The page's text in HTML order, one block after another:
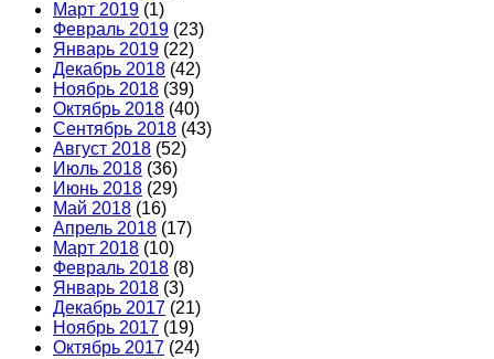
Март 2019 (1)
Февраль 2019 (23)
Январь 2019 (22)
Декабрь 2018 (42)
Ноябрь 2018 (39)
Октябрь 2018 (40)
Сентябрь 2018 (43)
Август 2018 (52)
Июль 2018 (36)
Июнь 2018 (29)
Май 2018 (16)
Апрель 2018 (17)
Март 2018 (10)
Февраль 2018 (8)
Январь 2018 (3)
Декабрь 2017 (21)
Ноябрь 2017 (19)
Октябрь 2017 (24)